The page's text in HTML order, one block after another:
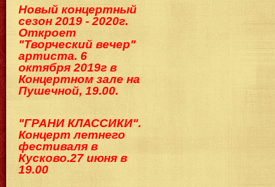
Новый концертный
сезон 2019 - 2020г.
Откроет
"Творческий вечер"
артиста. 6
октября 2019г в
Концертном зале на
Пушечной, 19.00.
"ГРАНИ КЛАССИКИ".
Концерт летнего
фестиваля в
Кусково.27 июня в
19.00